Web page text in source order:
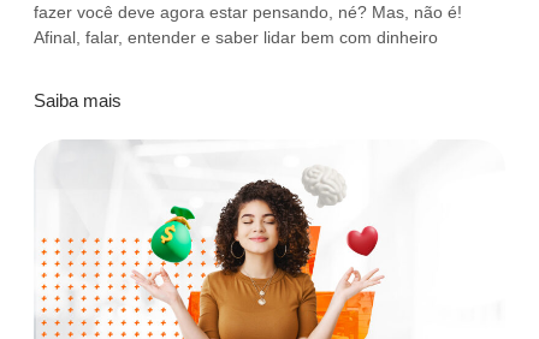
fazer você deve agora estar pensando, né? Mas, não é!
Afinal, falar, entender e saber lidar bem com dinheiro
Saiba mais